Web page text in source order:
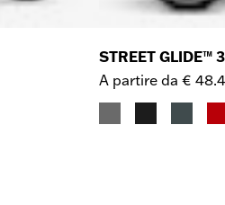
STREET GLIDE™
A partire da €